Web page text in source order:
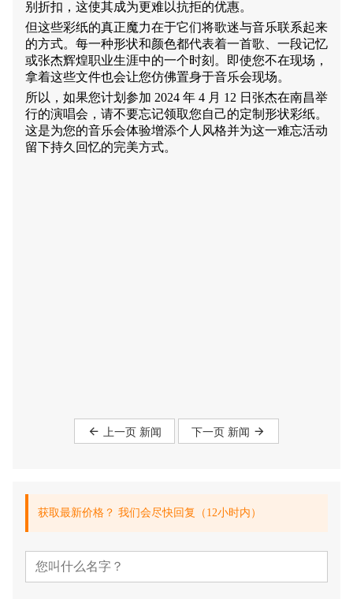
别折扣，这使其成为更难以抗拒的优惠。
但这些彩纸的真正魔力在于它们将歌迷与音乐联系起来
的方式。每一种形状和颜色都代表着一首歌、一段记忆
或张杰辉煌职业生涯中的一个时刻。即使您不在现场，
拿着这些文件也会让您仿佛置身于音乐会现场。
所以，如果您计划参加 2024 年 4 月 12 日张杰在南昌举
行的演唱会，请不要忘记领取您自己的定制形状彩纸。
这是为您的音乐会体验增添个人风格并为这一难忘活动
留下持久回忆的完美方式。
上一页 新闻 下一页 新闻
获取最新价格？ 我们会尽快回复（12小时内）